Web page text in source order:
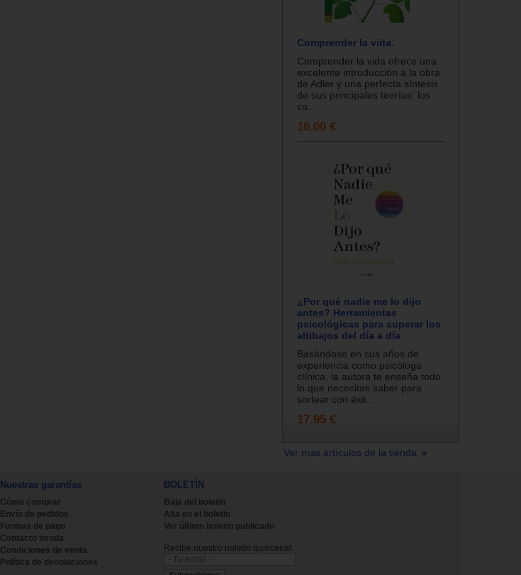
Comprender la vida.
Comprender la vida ofrece una
excelente introducción a la obra
de Adler y una perfecta síntesis
de sus principales teorías: los
co...
16.00 €
¿Por qué nadie me lo dijo
antes? Herramientas
psicológicas para superar los
altibajos del día a día
Basándose en sus años de
experiencia como psicóloga
clínica, la autora te enseña todo
lo que necesitas saber para
sortear con éxit...
17.95 €
Ver más artículos de la tienda
Nuestras garantías
Cómo comprar
Envío de pedidos
Formas de pago
Contacto tienda
Condiciones de venta
Política de devoluciones
BOLETÍN
Baja del boletin
Alta en el boletin
Ver último boletin publicado
Recibe nuestro boletín quincenal.